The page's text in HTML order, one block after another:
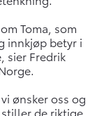
Toma, som
innkjøp betyr i
sier Fredrik
ønsker oss og
stiller de riktige